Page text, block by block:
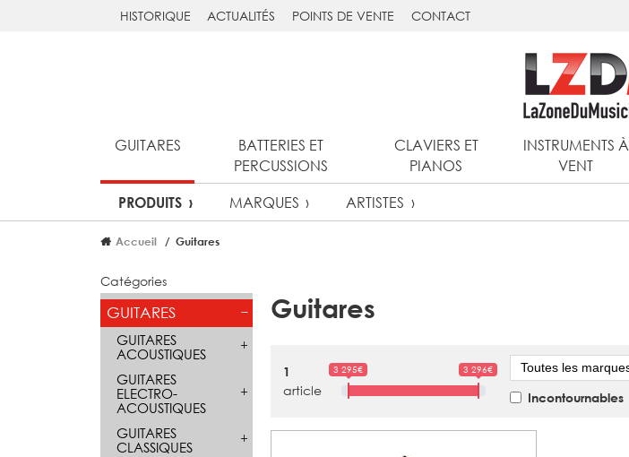
HISTORIQUE ACTUALITÉS POINTS DE VENTE CONTACT
GUITARES
BATTERIES ET
PERCUSSIONS
CLAVIERS ET
PIANOS
INSTRUMENTS À
VENT
PRODUITS MARQUES ARTISTES
Accueil Guitares
Catégories
GUITARES
GUITARES
ACOUSTIQUES
GUITARES
ELECTRO-
ACOUSTIQUES
GUITARES
CLASSIQUES
Guitares
1
article
3 295€ 3 296€ Marque
Incontournables